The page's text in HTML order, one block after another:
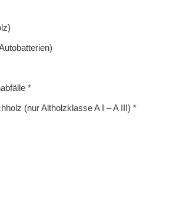
*
(nur Altholzklasse A I – A III) *